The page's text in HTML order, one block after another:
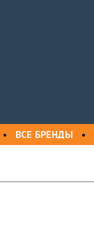
• ВСЕ БРЕНДЫ •